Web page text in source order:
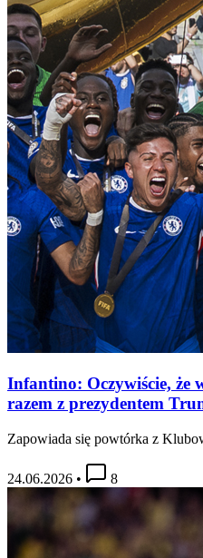
Infantino: Oczywiście, że
razem z prezydentem
Zapowiada się powtórka z
24.06.2026 • 8